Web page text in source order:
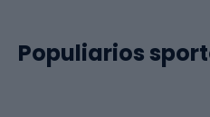
Populiarios